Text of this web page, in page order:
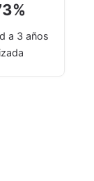
%
a 3 años